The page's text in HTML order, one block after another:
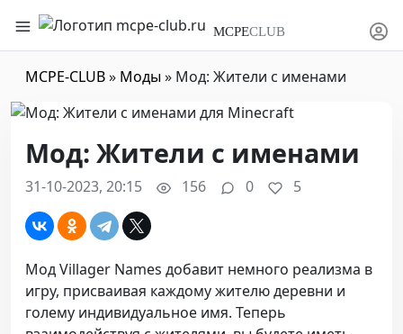
MCPECLUB
MCPE-CLUB» Моды» Мод: Жители с именами
Мод: Жители с именами
31-10-2023, 20:15 156 0 5
Мод Villager Names добавит немного реализма в
игру, присваивая каждому жителю деревни и
голему индивидуальное имя. Теперь